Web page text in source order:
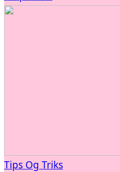
Tips Og Triks